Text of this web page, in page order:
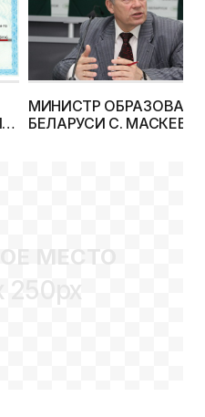
МИНИСТР
БЕЛАРУСИ С.
МЕСТО
250px